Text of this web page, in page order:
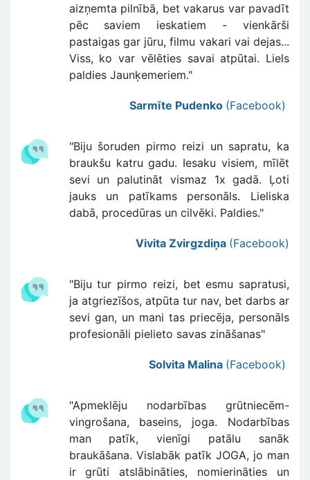
aizņemta pilnībā, bet vakarus var pavadīt
pēc saviem ieskatiem - vienkārši
pastaigas gar jūru, filmu vakari vai dejas...
Viss, ko var vēlēties savai atpūtai. Liels
paldies Jaunķemeriem."
Sarmīte Pudenko (Facebook)
"Biju šoruden pirmo reizi un sapratu, ka
braukšu katru gadu. Iesaku visiem, mīlēt
sevi un palutināt vismaz 1x gadā. Ļoti
jauks un patīkams personāls. Lieliska
dabā, procedūras un cilvēki. Paldies."
Vivita Zvirgzdiņa (Facebook)
"Biju tur pirmo reizi, bet esmu sapratusi,
ja atgriezīšos, atpūta tur nav, bet darbs ar
sevi gan, un mani tas priecēja, personāls
profesionāli pielieto savas zināšanas"
Solvita Malina (Facebook)
"Apmeklēju nodarbības grūtniecēm-
vingrošana, baseins, joga. Nodarbības
man patīk, vienīgi patālu sanāk
braukāšana. Vislabāk patīk JOGA, jo man
ir grūti atslābināties, nomierināties un